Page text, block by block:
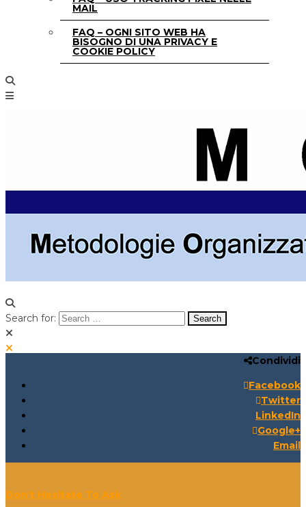
MAIL
FAQ – OGNI SITO WEB HA
BISOGNO DI UNA PRIVACY E
COOKIE POLICY
Search for:
Condividi
Facebook
Twitter
LinkedIn
Google+
Email
Don't Hesitate To Ask